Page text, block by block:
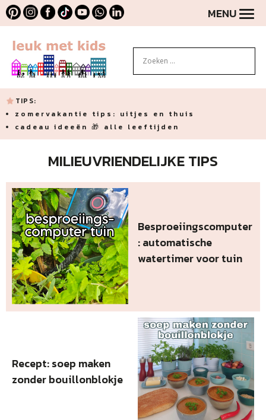
MENU
TIPS:
zomervakantie tips: uitjes en thuis
cadeau ideeën 🎁 alle leeftijden
MILIEUVRIENDELIJKE TIPS
Besproeiingscomputer
: automatische
watertimer voor tuin
Recept: soep maken
zonder bouillonblokje